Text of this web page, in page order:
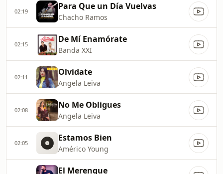
02:19 Para Que un Día Vuelvas
Chacho Ramos
02:15 De Mí Enamórate
Banda XXI
02:11 Olvidate
Angela Leiva
02:08 No Me Obligues
Angela Leiva
02:05 Estamos Bien
Américo Young
El Merengue